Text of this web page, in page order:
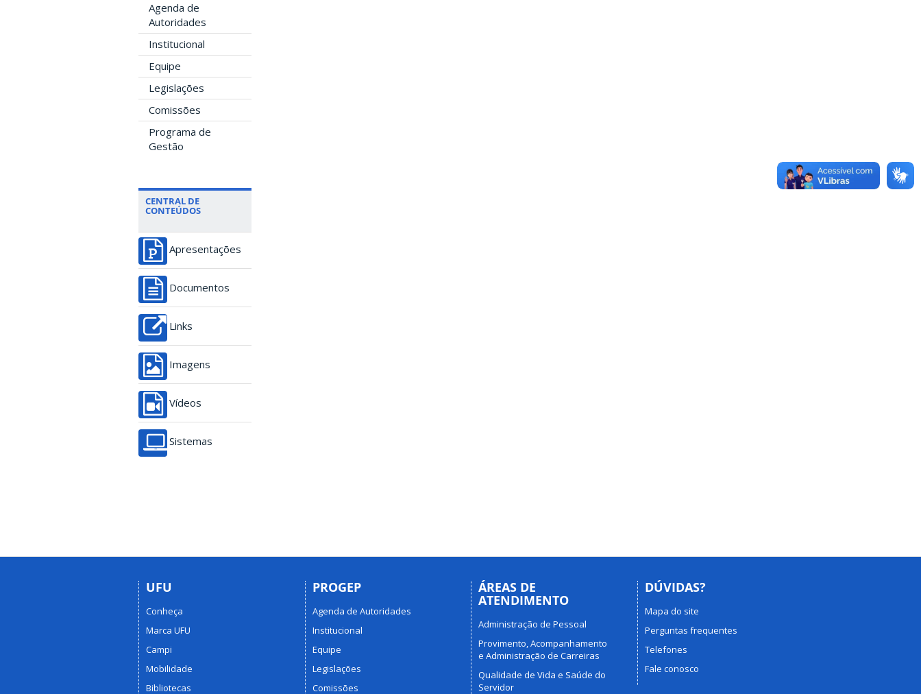
Agenda de
Autoridades
Institucional
Equipe
Legislações
Comissões
Programa de
Gestão
CENTRAL DE
CONTEÚDOS
Apresentações
Documentos
Links
Imagens
Vídeos
Sistemas
UFU
Conheça
Marca UFU
Campi
Mobilidade
Bibliotecas
PROGEP
Agenda de Autoridades
Institucional
Equipe
Legislações
Comissões
ÁREAS DE
ATENDIMENTO
Administração de Pessoal
Provimento, Acompanhamento
e Administração de Carreiras
Qualidade de Vida e Saúde do
Servidor
DÚVIDAS?
Mapa do site
Perguntas frequentes
Telefones
Fale conosco